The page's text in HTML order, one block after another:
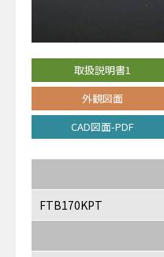
取扱説明書1
外観図面
CAD図面-PDF
FTB170KPT